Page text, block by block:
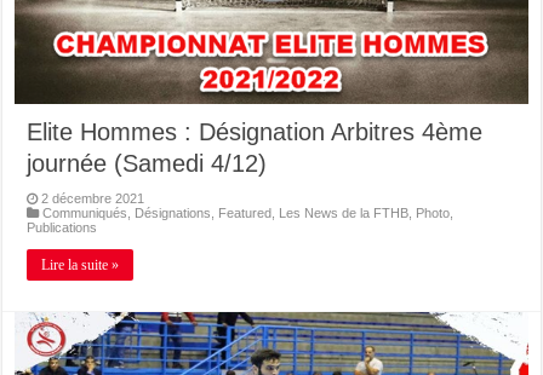
Elite Hommes : Désignation Arbitres 4ème
journée (Samedi 4/12)
2 décembre 2021
Communiqués
Désignations Featured Les News de la FTHB Photo
Publications
Lire la suite »